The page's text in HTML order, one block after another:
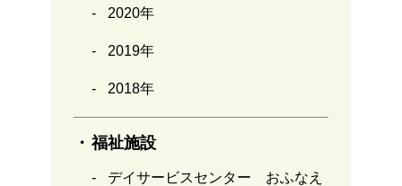
2020年
2019年
2018年
福祉施設
デイサービスセンター おふなえ